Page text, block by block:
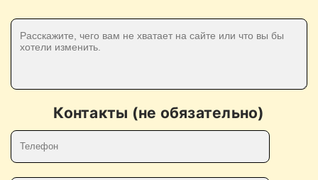
Контакты (не обязательно)